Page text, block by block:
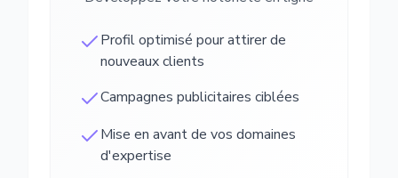
Profil optimisé pour attirer de
nouveaux clients
Campagnes publicitaires ciblées
Mise en avant de vos domaines
d'expertise